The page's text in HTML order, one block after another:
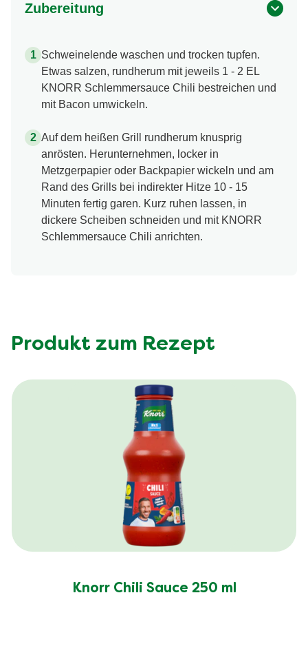
Zubereitung
Schweinelende waschen und trocken tupfen.
Etwas salzen, rundherum mit jeweils 1 - 2 EL
KNORR Schlemmersauce Chili bestreichen und
mit Bacon umwickeln.
Auf dem heißen Grill rundherum knusprig
anrösten. Herunternehmen, locker in
Metzgerpapier oder Backpapier wickeln und am
Rand des Grills bei indirekter Hitze 10 - 15
Minuten fertig garen. Kurz ruhen lassen, in
dickere Scheiben schneiden und mit KNORR
Schlemmersauce Chili anrichten.
Produkt zum Rezept
Knorr Chili Sauce 250 ml